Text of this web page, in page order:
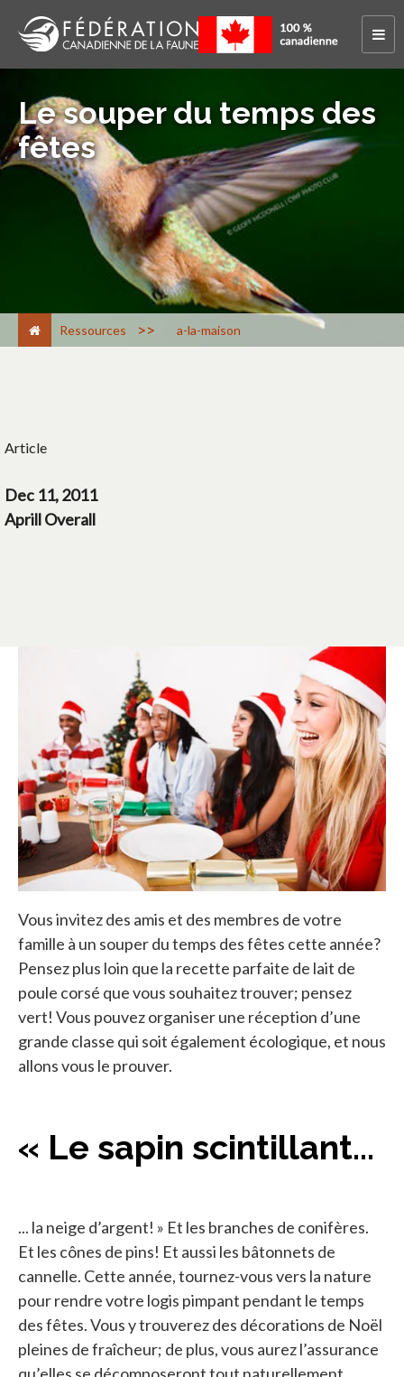
Le souper du temps des
fêtes
Ressources > a-la-maison
Article
Dec 11, 2011
Aprill Overall
Vous invitez des amis et des membres de votre
famille à un souper du temps des fêtes cette année?
Pensez plus loin que la recette parfaite de lait de
poule corsé que vous souhaitez trouver; pensez
vert! Vous pouvez organiser une réception d’une
grande classe qui soit également écologique, et nous
allons vous le prouver.
« Le sapin scintillant...
... la neige d’argent! » Et les branches de conifères.
Et les cônes de pins! Et aussi les bâtonnets de
cannelle. Cette année, tournez-vous vers la nature
pour rendre votre logis pimpant pendant le temps
des fêtes. Vous y trouverez des décorations de Noël
pleines de fraîcheur; de plus, vous aurez l’assurance